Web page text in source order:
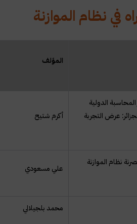
في نظام الموازنة
المؤلف
الدولية
عرض التجربة
أكرم شتيح
نظام الموازنة
علي مسعودي
محمد بلجيلالي